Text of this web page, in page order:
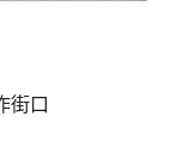
街口